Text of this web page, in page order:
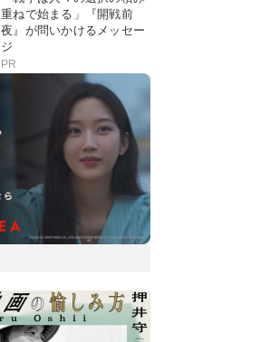
重ねで始まる」『開戦前
夜』が問いかけるメッセー
ジ
PR